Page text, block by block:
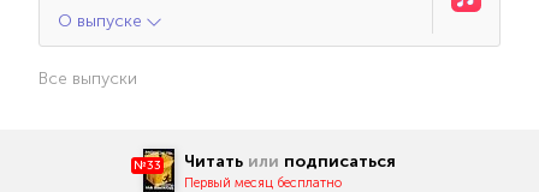
О выпуске
Все выпуски
№33 Читать или подписаться
Первый месяц бесплатно